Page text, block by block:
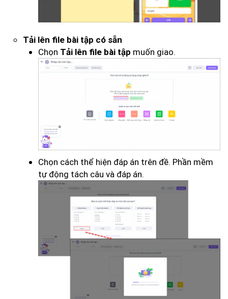
Tải lên file bài tập có sẵn
Chọn Tải lên file bài tập muốn giao.
Chọn cách thể hiện đáp án trên đề. Phần mềm
tự động tách câu và đáp án.